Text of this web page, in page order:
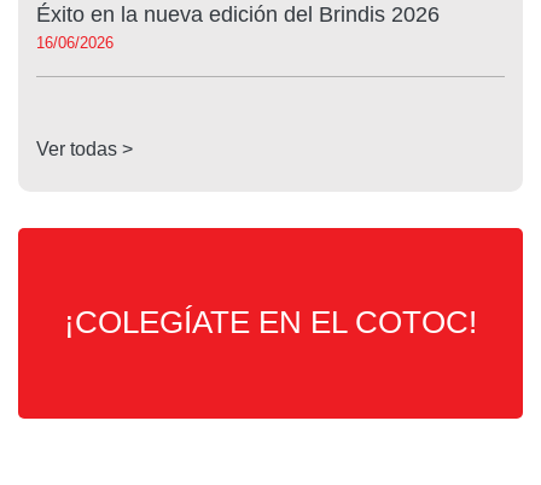
Éxito en la nueva edición del Brindis 2026
16/06/2026
Ver todas >
¡COLEGÍATE EN EL COTOC!